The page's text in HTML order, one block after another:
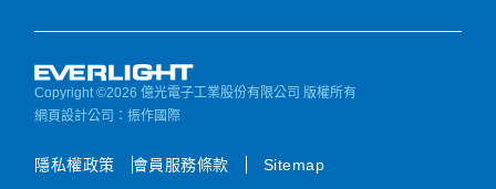
e
Copyright ©2026 億光電子工業股份有限公司 版權所有
網頁設計公司 ：振作國際
隱私權政策 會員服務條款 Sitemap